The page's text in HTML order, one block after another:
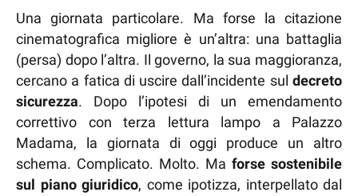
Una giornata particolare. Ma forse la citazione
cinematografica migliore è un’altra: una battaglia
(persa) dopo l’altra. Il governo, la sua maggioranza,
cercano a fatica di uscire dall’incidente sul decreto
sicurezza. Dopo l’ipotesi di un emendamento
correttivo con terza lettura lampo a Palazzo
Madama, la giornata di oggi produce un altro
schema. Complicato. Molto. Ma forse sostenibile
sul piano giuridico, come ipotizza, interpellato dal